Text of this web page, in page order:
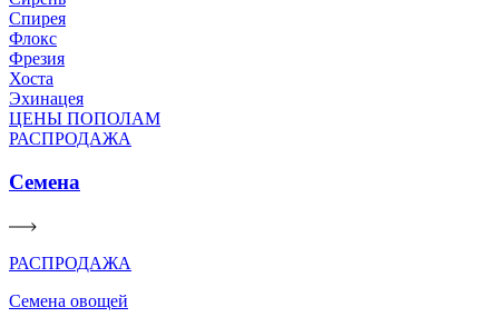
Спирея
Флокс
Фрезия
Хоста
Эхинацея
ЦЕНЫ ПОПОЛАМ
РАСПРОДАЖА
Семена
РАСПРОДАЖА
Семена овощей